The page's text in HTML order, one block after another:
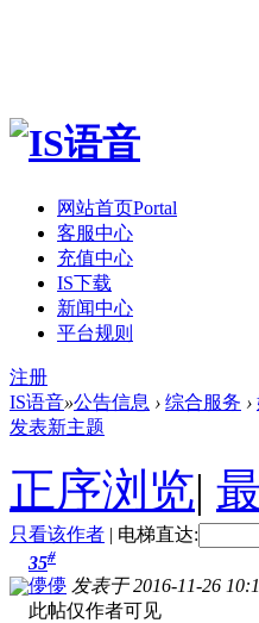
网站首页Portal
客服中心
充值中心
IS下载
新闻中心
平台规则
注册
IS语音»公告信息 › 综合服务 ›
发表新主题
正序浏览|
只看该作者 | 电梯直达:
35#
儚儚 发表于 2016-11-26
此帖仅作者可见